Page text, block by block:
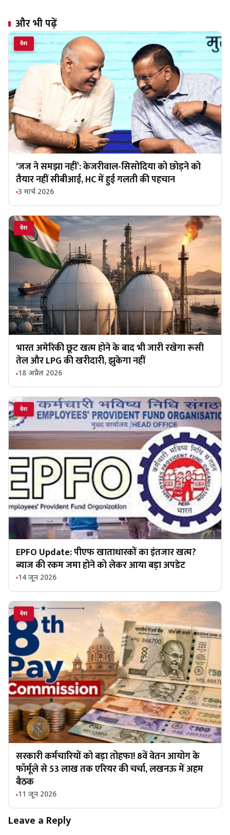
और भी पढ़ें
देश
‘जज ने समझा नहीं’: केजरीवाल-सिसोदिया को छोड़ने को
तैयार नहीं सीबीआई, HC में हुई गलती की पहचान
3 मार्च 2026
देश
भारत अमेरिकी छूट खत्म होने के बाद भी जारी रखेगा रूसी
तेल और LPG की खरीदारी, झुकेगा नहीं
18 अप्रैल 2026
देश
EPFO Update: पीएफ खाताधारकों का इंतजार खत्म?
ब्याज की रकम जमा होने को लेकर आया बड़ा अपडेट
14 जून 2026
देश
सरकारी कर्मचारियों को बड़ा तोहफा! 8वें वेतन आयोग के
फॉर्मूले से ₹53 लाख तक एरियर की चर्चा, लखनऊ में अहम
बैठक
11 जून 2026
Leave a Reply